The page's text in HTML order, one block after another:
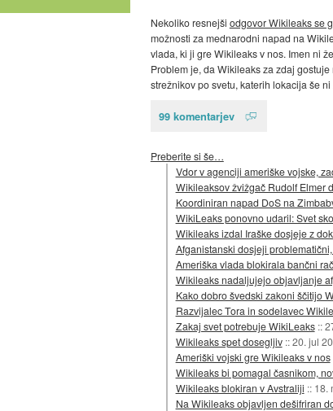
Nekoliko resnejši odgovor Wikileaks se
možnosti za mednarodni napad na
vlada, ki ji gre Wikileaks v nos. Imen ni
Problem je, da Wikileaks za zdaj
strežnikov po svetu, katerih lokacija še ni
99 komentarjev
Preberite si še…
Vdor v agenciji ameriške vojske,
Wikileaksov žvižgač Rudolf Elmer
Koordiniran napad DoS na
WikiLeaks ponovno udaril: Svet
Wikileaks izdal Iraške dosjeje z
Afganistanski dosjeji
Ameriška vlada blokirala bančni
Wikileaks nadaljujejo objavljanje
Kako dobro švedski zakoni ščitijo
Razvijalec Tora in sodelavec
Zakaj svet potrebuje WikiLeaks ::
Wikileaks spet dosegljiv ::20. jul
Ameriški vojski gre Wikileaks v nos
Wikileaks bi pomagal časnikom,
Wikileaks blokiran v Avstraliji :: 18.
Na Wikileaks objavljen dešifriran